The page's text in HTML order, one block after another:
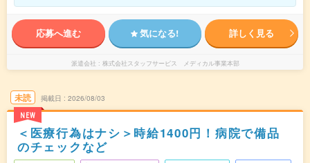
応募へ進む 気になる! 詳しく見る
派遣会社 株式会社スタッフサービス メディカル事業本部
未読
NEW
掲載日 2026/08/03
＜医療行為はナシ＞時給1400円！病院で備品
のチェックなど